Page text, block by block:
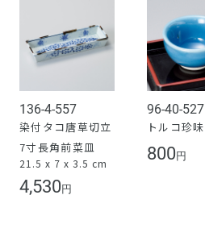
136-4-557
染付タコ唐草切立
7寸長角前菜皿
21.5 x 7 x 3.5 cm
4,530 円
96-40-527
トルコ珍味
800 円